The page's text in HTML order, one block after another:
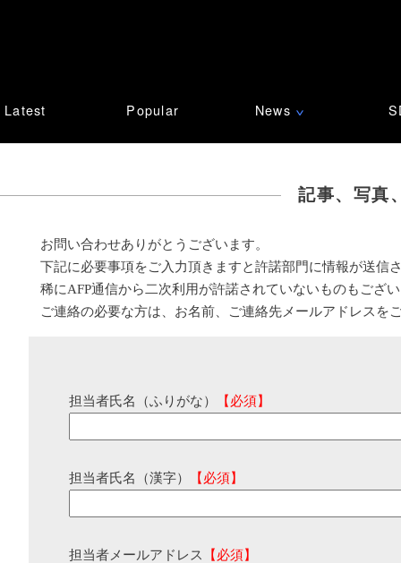
Latest Popular News ∨
記事、写真
お問い合わせありがとうございます。
下記に必要事項をご入力頂きますと許諾部門に情報が送信
稀にAFP通信から二次利用が許諾されていないものもござ
ご連絡の必要な方は、お名前、ご連絡先メールアドレスを
担当者氏名（ふりがな） 【必須】
担当者氏名（漢字） 【必須】
担当者メールアドレス 【必須】